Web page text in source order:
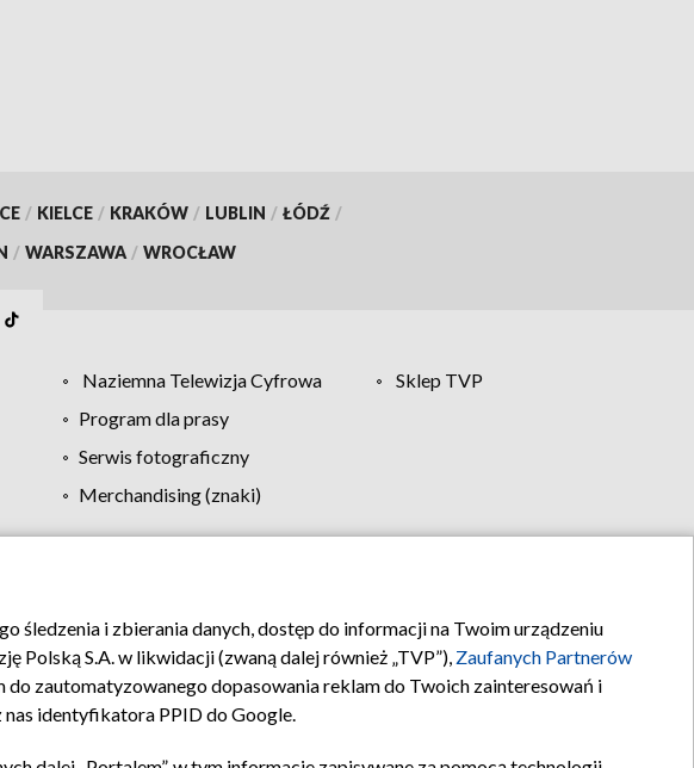
/ KIELCE / KRAKÓW / LUBLIN / ŁÓDŹ /
/ WARSZAWA / WROCŁAW
Naziemna Telewizja Cyfrowa
Sklep TVP
Program dla prasy
Serwis fotograficzny
Merchandising (znaki)
Pomoc Biuro reklamy Kontakt
śledzenia i zbierania danych, dostęp do informacji na Twoim urządzeniu
Polską S.A. w likwidacji (zwaną dalej również „TVP”), Zaufanych Partnerów
do zautomatyzowanego dopasowania reklam do Twoich zainteresowań i
nas identyfikatora PPID do Google.